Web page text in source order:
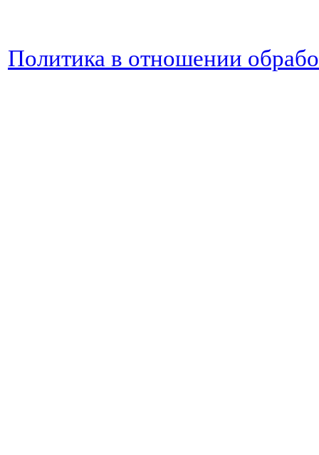
Политика в отношении